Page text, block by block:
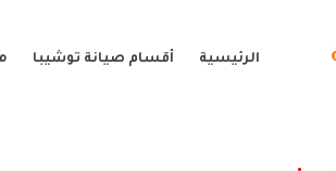
الرئيسية أقسام صيانة توشيبا